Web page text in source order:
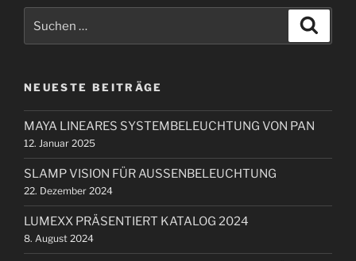
s
g
a
t
i
o
n
i
t
r
a
g
e
n
n
a
c
h
:
c
NEUESTE BEITRÄGE
MAYA LINEARES SYSTEMBELEUCHTUNG VON PAN
12. Januar 2025
SLAMP VISION FÜR AUSSENBELEUCHTUNG
22. Dezember 2024
LUMEXX PRÄSENTIERT KATALOG 2024
8. August 2024